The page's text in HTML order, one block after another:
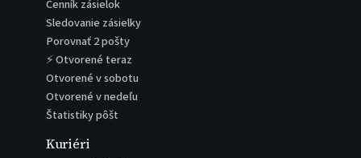
Cenník zásielok
Sledovanie zásielky
Porovnať 2 pošty
⚡ Otvorené teraz
Otvorené v sobotu
Otvorené v nedeľu
Štatistiky pôšt
Kuriéri